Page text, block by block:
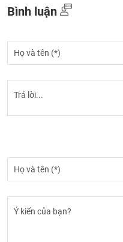
Bình luận